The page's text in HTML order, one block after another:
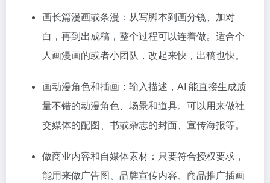
画长篇漫画或条漫：从写脚本到画分镜、加对
白，再到出成稿，整个过程可以连着做。适合个
人画漫画的或者小团队，改起来快，出稿也快。
画动漫角色和插画：输入描述，AI 能直接生成质
量不错的动漫角色、场景和道具。可以用来做社
交媒体的配图、书或杂志的封面、宣传海报等。
做商业内容和自媒体素材：只要符合授权要求，
能用来做广告图、品牌宣传内容、商品推广插画